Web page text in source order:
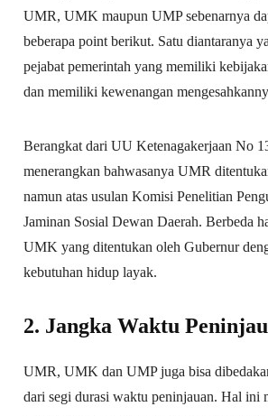
UMR, UMK maupun UMP sebenarnya
beberapa point berikut. Satu diantaranya
pejabat pemerintah yang memiliki
dan memiliki kewenangan
Berangkat dari UU Ketenagakerjaan No
menerangkan bahwasanya UMR
namun atas usulan Komisi Penelitian
Jaminan Sosial Dewan Daerah. Berbeda
UMK yang ditentukan oleh Gubernur
kebutuhan hidup layak.
2. Jangka Waktu
UMR, UMK dan UMP juga bisa
dari segi durasi waktu peninjauan. Hal ini